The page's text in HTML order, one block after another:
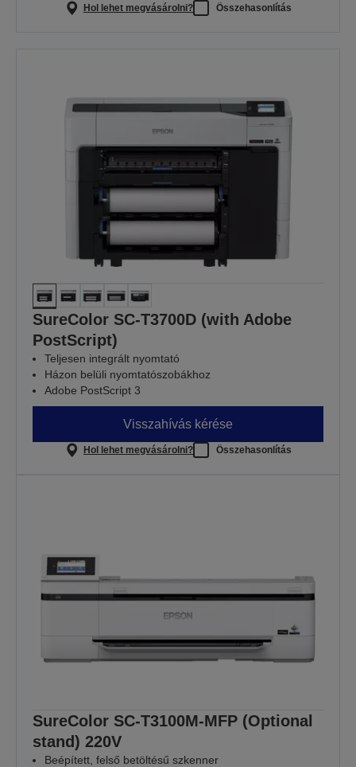
Hol lehet megvásárolni? Összehasonlítás
SureColor SC-T3700D (with Adobe
PostScript)
Teljesen integrált nyomtató
Házon belüli nyomtatószobákhoz
Adobe PostScript 3
Visszahívás kérése
Hol lehet megvásárolni? Összehasonlítás
SureColor SC-T3100M-MFP (Optional
stand) 220V
Beépített, felső betöltésű szkenner